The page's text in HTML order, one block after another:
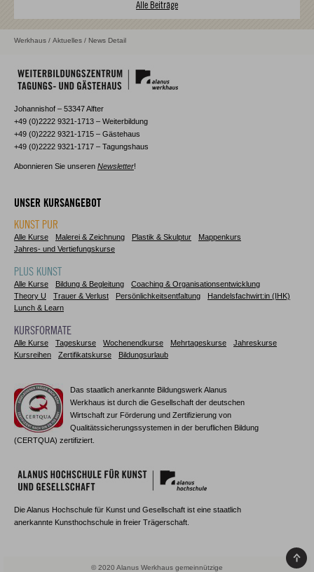
Alle Beiträge
Werkhaus / Aktuelles / News Detail
Johannishof – 53347 Alfter
+49 (0)2222 9321-1713 – Weiterbildung
+49 (0)2222 9321-1715 – Gästehaus
+49 (0)2222 9321-1717 – Tagungshaus
Abonnieren Sie unseren Newsletter!
UNSER KURSANGEBOT
KUNST PUR
Alle Kurse Malerei & Zeichnung Plastik & Skulptur
Mappenkurs
Jahres- und Vertiefungskurse
PLUS KUNST
Alle Kurse Bildung & Begleitung
Coaching & Organisationsentwicklung
Theory U
Trauer & Verlust Persönlichkeitsentfaltung
Handelsfachwirt:in (IHK)
Lunch & Learn
KURSFORMATE
Alle Kurse Tageskurse Wochenendkurse Mehrtageskurse
Jahreskurse
Kursreihen
Zertifikatskurse Bildungsurlaub
Das staatlich anerkannte Bildungswerk Alanus
Werkhaus ist durch die Gesellschaft der deutschen
Wirtschaft zur Förderung und Zertifizierung von
Qualitätssicherungssystemen in der beruflichen Bildung
(CERTQUA) zertifiziert.
Die Alanus Hochschule für Kunst und Gesellschaft ist eine staatlich
anerkannte Kunsthochschule in freier Trägerschaft.
© 2020 Alanus Werkhaus gemeinnützige